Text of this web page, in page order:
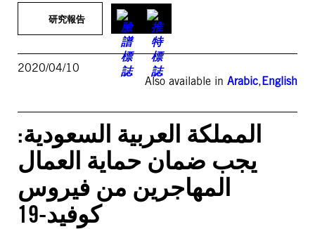
研究報告
2020/04/10
Also available in Arabic,English
المملكة العربية السعودية:
يجب ضمان حماية العمال
المهاجرين من فيروس
كوفيد-19